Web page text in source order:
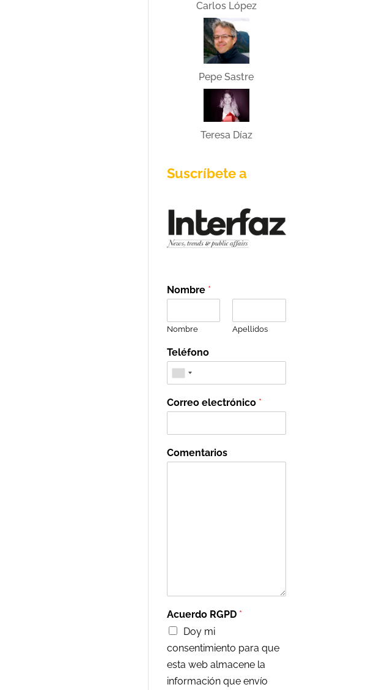
Carlos López
Pepe Sastre
Teresa Díaz
Suscríbete a
Nombre *
Nombre Apellidos
Teléfono
Correo electrónico *
Comentarios
Acuerdo RGPD *
Doy mi
consentimiento para que
esta web almacene la
información que envío